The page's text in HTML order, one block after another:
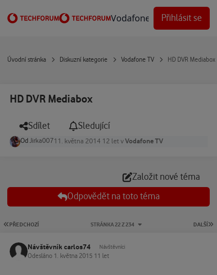
Vodafone Techforum
Přihlásit se
Úvodní stránka Diskuzní kategorie Vodafone TV HD DVR Mediabox
HD DVR Mediabox
Sdílet Sledující
OdJirka00711. května 2014 12 let vVodafone TV
Založit nové téma
Odpovědět na toto téma
PRVNÍ STRÁNKA
PŘEDCHOZÍ DALŠÍ
STRÁNKA 22 Z 234
Návštěvník carlos74 Návštěvníci
Odesláno 1. května 2015 11 let